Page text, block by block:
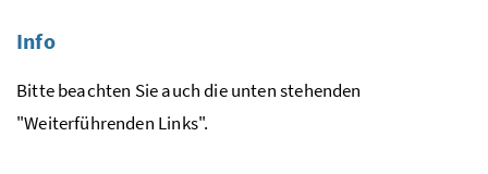
Info
Bitte beachten Sie auch die unten stehenden
"Weiterführenden Links".